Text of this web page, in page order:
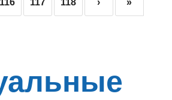
116 117 118 › »